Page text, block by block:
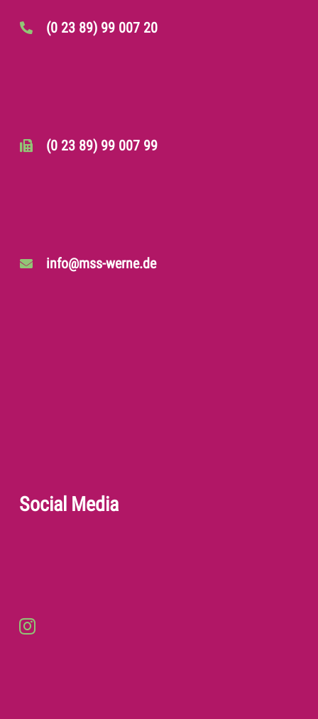
(0 23 89) 99 007 20
(0 23 89) 99 007 99
info@mss-werne.de
Social Media